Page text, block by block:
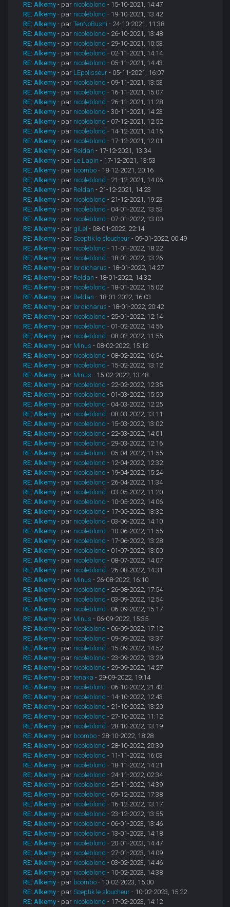
RE: Alkemy - par nicoleblond - 15-10-2021, 14:47
RE: Alkemy - par nicoleblond - 19-10-2021, 13:42
RE: Alkemy - parTenNoBushi - 24-10-2021, 11:38
RE: Alkemy - par nicoleblond - 26-10-2021, 13:48
RE: Alkemy - par nicoleblond - 29-10-2021, 10:53
RE: Alkemy - par nicoleblond - 02-11-2021, 14:14
RE: Alkemy - par nicoleblond - 05-11-2021, 14:43
RE: Alkemy - par LEpolisseur - 05-11-2021, 16:07
RE: Alkemy - par nicoleblond - 09-11-2021, 13:53
RE: Alkemy - par nicoleblond - 16-11-2021, 15:07
RE: Alkemy - par nicoleblond - 26-11-2021, 11:28
RE: Alkemy - par nicoleblond - 30-11-2021, 14:23
RE: Alkemy - par nicoleblond - 07-12-2021, 12:52
RE: Alkemy - par nicoleblond - 14-12-2021, 14:15
RE: Alkemy - par nicoleblond - 17-12-2021, 12:01
RE: Alkemy - par Reldan - 17-12-2021, 13:34
RE: Alkemy - par Le Lapin - 17-12-2021, 13:53
RE: Alkemy - par boombo - 18-12-2021, 20:16
RE: Alkemy - par nicoleblond - 21-12-2021, 14:06
RE: Alkemy - par Reldan - 21-12-2021, 14:23
RE: Alkemy - par nicoleblond - 21-12-2021, 19:23
RE: Alkemy - par nicoleblond - 04-01-2022, 13:53
RE: Alkemy - par nicoleblond - 07-01-2022, 13:00
RE: Alkemy - par giLel - 08-01-2022, 22:14
RE: Alkemy - parSceptik le sloucheur - 09-01-2022, 00:49
RE: Alkemy - par nicoleblond - 11-01-2022, 18:22
RE: Alkemy - par nicoleblond - 18-01-2022, 13:26
RE: Alkemy - par lordicharus - 18-01-2022, 14:27
RE: Alkemy - par Reldan - 18-01-2022, 14:32
RE: Alkemy - par nicoleblond - 18-01-2022, 15:02
RE: Alkemy - par Reldan - 18-01-2022, 16:03
RE: Alkemy - par lordicharus - 18-01-2022, 20:42
RE: Alkemy - par nicoleblond - 25-01-2022, 12:14
RE: Alkemy - par nicoleblond - 01-02-2022, 14:56
RE: Alkemy - par nicoleblond - 08-02-2022, 11:55
RE: Alkemy - par Minus - 08-02-2022, 15:12
RE: Alkemy - par nicoleblond - 08-02-2022, 16:54
RE: Alkemy - par nicoleblond - 15-02-2022, 13:12
RE: Alkemy - par Minus - 15-02-2022, 13:48
RE: Alkemy - par nicoleblond - 22-02-2022, 12:35
RE: Alkemy - par nicoleblond - 01-03-2022, 15:50
RE: Alkemy - par nicoleblond - 04-03-2022, 12:25
RE: Alkemy - par nicoleblond - 08-03-2022, 13:11
RE: Alkemy - par nicoleblond - 15-03-2022, 13:02
RE: Alkemy - par nicoleblond - 22-03-2022, 14:01
RE: Alkemy - par nicoleblond - 29-03-2022, 12:16
RE: Alkemy - par nicoleblond - 05-04-2022, 11:55
RE: Alkemy - par nicoleblond - 12-04-2022, 12:32
RE: Alkemy - par nicoleblond - 19-04-2022, 15:24
RE: Alkemy - par nicoleblond - 26-04-2022, 11:34
RE: Alkemy - par nicoleblond - 03-05-2022, 11:20
RE: Alkemy - par nicoleblond - 10-05-2022, 14:06
RE: Alkemy - par nicoleblond - 17-05-2022, 13:32
RE: Alkemy - par nicoleblond - 03-06-2022, 14:10
RE: Alkemy - par nicoleblond - 10-06-2022, 11:55
RE: Alkemy - par nicoleblond - 17-06-2022, 13:28
RE: Alkemy - par nicoleblond - 01-07-2022, 13:00
RE: Alkemy - par nicoleblond - 08-07-2022, 14:07
RE: Alkemy - par nicoleblond - 26-08-2022, 14:31
RE: Alkemy - par Minus - 26-08-2022, 16:10
RE: Alkemy - par nicoleblond - 26-08-2022, 17:54
RE: Alkemy - par nicoleblond - 03-09-2022, 12:54
RE: Alkemy - par nicoleblond - 06-09-2022, 15:17
RE: Alkemy - par Minus - 06-09-2022, 15:35
RE: Alkemy - par nicoleblond - 06-09-2022, 17:12
RE: Alkemy - par nicoleblond - 09-09-2022, 13:37
RE: Alkemy - par nicoleblond - 15-09-2022, 14:52
RE: Alkemy - par nicoleblond - 23-09-2022, 13:29
RE: Alkemy - par nicoleblond - 29-09-2022, 14:27
RE: Alkemy - partenaka - 29-09-2022, 19:14
RE: Alkemy - par nicoleblond - 06-10-2022, 21:43
RE: Alkemy - par nicoleblond - 14-10-2022, 12:43
RE: Alkemy - par nicoleblond - 21-10-2022, 13:20
RE: Alkemy - par nicoleblond - 27-10-2022, 11:12
RE: Alkemy - par nicoleblond - 28-10-2022, 13:19
RE: Alkemy - par boombo - 28-10-2022, 18:28
RE: Alkemy - par nicoleblond - 28-10-2022, 20:30
RE: Alkemy - par nicoleblond - 11-11-2022, 16:03
RE: Alkemy - par nicoleblond - 18-11-2022, 14:21
RE: Alkemy - par nicoleblond - 24-11-2022, 02:34
RE: Alkemy - par nicoleblond - 25-11-2022, 14:39
RE: Alkemy - par nicoleblond - 09-12-2022, 17:38
RE: Alkemy - par nicoleblond - 16-12-2022, 13:17
RE: Alkemy - par nicoleblond - 23-12-2022, 13:55
RE: Alkemy - par nicoleblond - 06-01-2023, 13:46
RE: Alkemy - par nicoleblond - 13-01-2023, 14:18
RE: Alkemy - par nicoleblond - 20-01-2023, 14:47
RE: Alkemy - par nicoleblond - 27-01-2023, 14:09
RE: Alkemy - par nicoleblond - 03-02-2023, 14:46
RE: Alkemy - par nicoleblond - 10-02-2023, 14:38
RE: Alkemy - par boombo - 10-02-2023, 15:00
RE: Alkemy - parSceptik le sloucheur - 10-02-2023, 15:22
RE: Alkemy - par nicoleblond - 17-02-2023, 14:12